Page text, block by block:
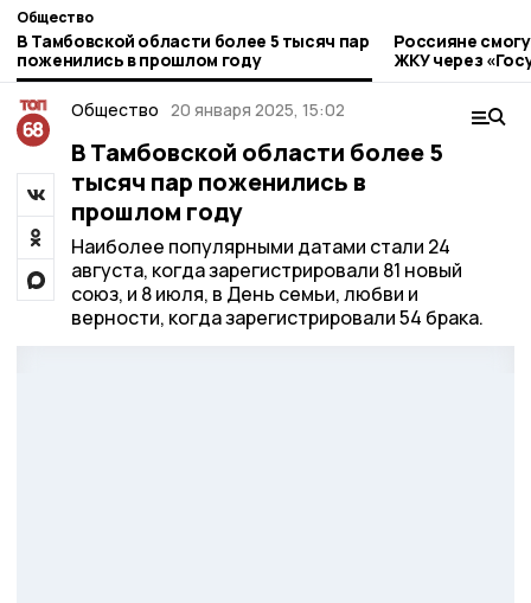
Общество
В Тамбовской области более 5 тысяч пар
поженились в прошлом году
Россияне
ЖКУ через
года
Общество 20 января 2025, 15:02
В Тамбовской области более 5
тысяч пар поженились в
прошлом году
Наиболее популярными датами стали 24
августа, когда зарегистрировали 81 новый
союз, и 8 июля, в День семьи, любви и
верности, когда зарегистрировали 54 брака.